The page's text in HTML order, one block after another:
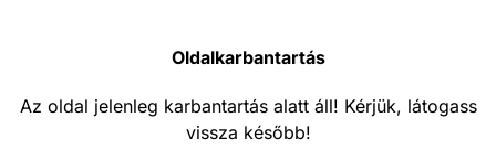
Oldalkarbantartás
Az oldal jelenleg karbantartás alatt áll! Kérjük, látogass
vissza később!